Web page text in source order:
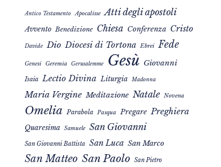
Antico Testamento Apocalisse Atti degli apostoli
Avvento Benedizione Chiesa Conferenza Cristo
Davide Dio Diocesi di Tortona Ebrei Fede
Genesi Geremia Gerusalemme Gesù Giovanni
Isaia Lectio Divina Liturgia Madonna
Maria Vergine Meditazione Natale Novena
Omelia Parabola Pasqua Pregare Preghiera
Quaresima Samuele San Giovanni
San Giovanni Battista San Luca San Marco
San Matteo San Paolo San Pietro